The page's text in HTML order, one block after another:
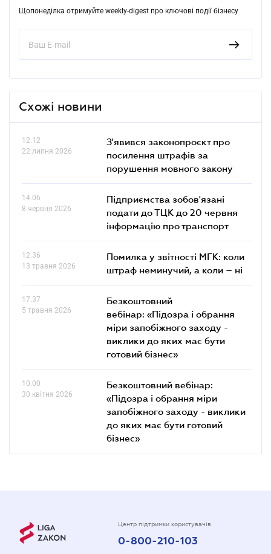
Щопонеділка отримуйте weekly-digest про ключові події бізнесу
Схожі новини
12.12
22 липня 2026
З'явився законопроєкт про
посилення штрафів за
порушення мовного закону
14.06
8 червня 2026
Підприємства зобов'язані
подати до ТЦК до 20 червня
інформацію про транспорт
12.36
13 травня 2026
Помилка у звітності МГК: коли
штраф неминучий, а коли – ні
17.37
5 травня 2026
Безкоштовний
вебінар: «Підозра і обрання
міри запобіжного заходу -
виклики до яких має бути
готовий бізнес»
10.00
30 квітня 2026
Безкоштовний вебінар:
«Підозра і обрання міри
запобіжного заходу - виклики
до яких має бути готовий
бізнес»
Центр підтримки користувачів
0-800-210-103